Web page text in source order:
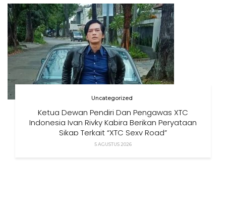
Uncategorized
Ketua Dewan Pendiri Dan Pengawas XTC
Indonesia Ivan Rivky Kabira Berikan Peryataan
Sikap Terkait “XTC Sexy Road”
5 AGUSTUS 2026